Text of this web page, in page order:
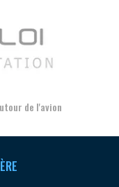
en situation de